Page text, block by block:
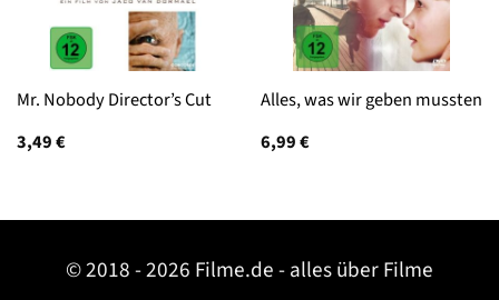
Mr. Nobody Director’s Cut
3,49€
Alles, was wir geben mussten
6,99€
© 2018 - 2026 Filme.de - alles über Filme